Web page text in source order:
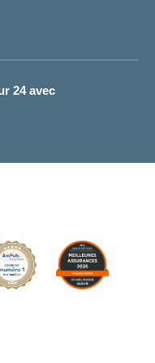
24 avec